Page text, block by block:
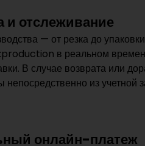
и отслеживание
— от резка до
в реальном
В случае возврата или
непосредственно из учетной
онлайн-платеж